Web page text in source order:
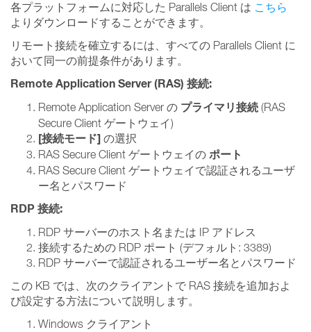
各プラットフォームに対応した Parallels Client は こちら
よりダウンロードすることができます。
リモート接続を確立するには、すべての Parallels Client に
おいて同一の前提条件があります。
Remote Application Server (RAS) 接続:
Remote Application Server の プライマリ接続 (RAS
Secure Client ゲートウェイ)
[接続モード] の選択
RAS Secure Client ゲートウェイの ポート
RAS Secure Client ゲートウェイで認証されるユーザ
ー名とパスワード
RDP 接続:
RDP サーバーのホスト名または IP アドレス
接続するための RDP ポート (デフォルト: 3389)
RDP サーバーで認証されるユーザー名とパスワード
この KB では、次のクライアントで RAS 接続を追加およ
び設定する方法について説明します。
Windows クライアント